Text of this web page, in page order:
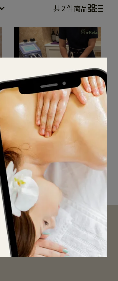
共 2 件商品
鮮盈曲線超迷人、高科技促
進代謝循環，腰、腹、臀、
<北中部>【孋樣窈窕纖盈
曲雕】30分鐘1299元
NT$1,299
加入購物車